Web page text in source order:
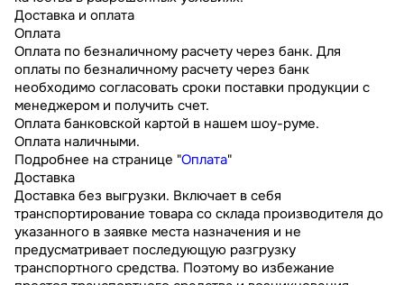
Доставка и оплата
Оплата
Оплата по безналичному расчету через банк. Для
оплаты по безналичному расчету через банк
необходимо согласовать сроки поставки продукции с
менеджером и получить счет.
Оплата банковской картой в нашем шоу-руме.
Оплата наличными.
Подробнее на странице "Оплата"
Доставка
Доставка без выгрузки. Включает в себя
транспортирование товара со склада производителя до
указанного в заявке места назначения и не
предусматривает последующую разгрузку
транспортного средства. Поэтому во избежание